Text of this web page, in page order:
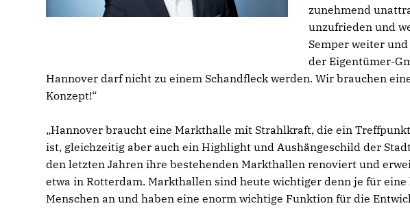
zunehmend
unzufrieden und
Semper weiter
der Eigentümer-
Hannover darf nicht zu einem Schandfleck werden. Wir brauchen
Konzept!“
Hannover braucht eine Markthalle mit Strahlkraft, die ein
ist, gleichzeitig aber auch ein Highlight und Aushängeschild der
den letzten Jahren ihre bestehenden Markthallen renoviert und
etwa in Rotterdam. Markthallen sind heute wichtiger denn je für
Menschen an und haben eine enorm wichtige Funktion für die